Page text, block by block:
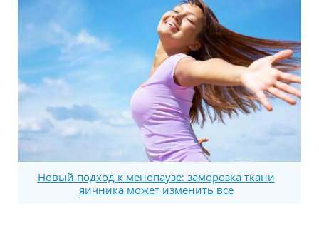
Новый подход к менопаузе: заморозка ткани
яичника может изменить все